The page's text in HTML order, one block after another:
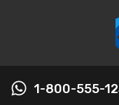
1-800-555-